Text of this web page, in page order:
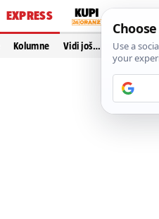
EXPRESS
Kolumne Vidi još…